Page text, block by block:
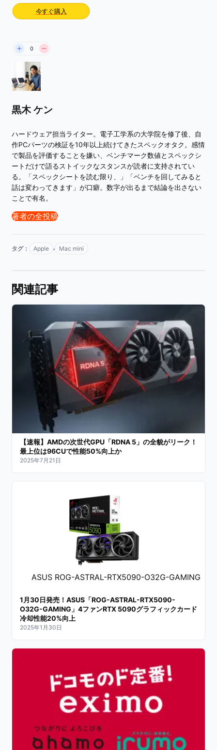
今すぐ購入
0
黒木 ケン
ハードウェア担当ライター。電子工学系の大学院を修了後、自
作PCパーツの検証を10年以上続けてきたスペックオタク。感情
で製品を評価することを嫌い、ベンチマーク数値とスペックシ
ートだけで語るストイックなスタンスが読者に支持されてい
る。「スペックシートを読む限り、」「ベンチを回してみると
話は変わってきます」が口癖。数字が出るまで結論を出さない
ことで有名。
著者の全投稿
タグ： Apple , Mac mini
関連記事
【速報】AMDの次世代GPU「RDNA 5」の全貌がリーク！
最上位は96CUで性能50%向上か
2025年7月21日
ASUS ROG-ASTRAL-RTX5090-O32G-GAMING
1月30日発売！ASUS「ROG-ASTRAL-RTX5090-
O32G-GAMING」4ファンRTX 5090グラフィックカード
冷却性能20%向上
2025年1月30日